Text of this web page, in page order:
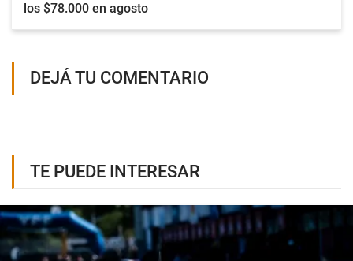
los $78.000 en agosto
DEJÁ TU COMENTARIO
TE PUEDE INTERESAR